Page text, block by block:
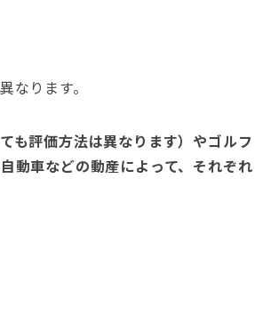
なります。
も評価方法は異なります）やゴルフ
動車などの動産によって、それぞれ